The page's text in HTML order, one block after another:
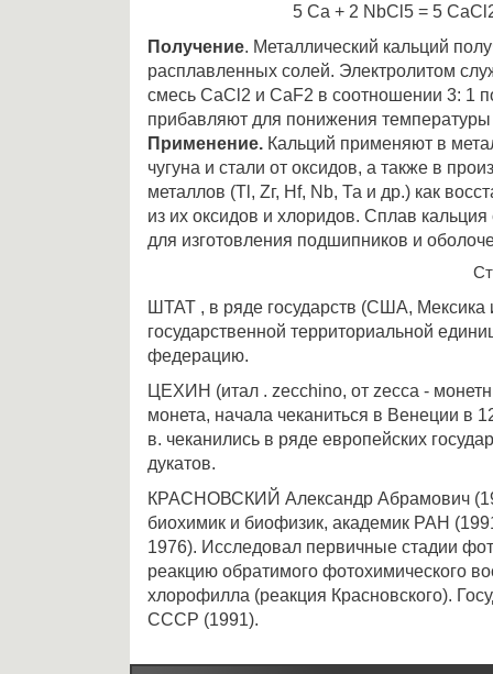
5 Са + 2 NbСl5 = 5
Получение. Металлический кальций
расплавленных солей. Электролитом
смесь СаCl2 и СаF2 в соотношении 3: 1
прибавляют для понижения
Применение. Кальций применяют в
чугуна и стали от оксидов, а также в
металлов (Тl, Zг, Нf, Nb, Та и др.) как
из их оксидов и хлоридов. Сплав
для изготовления подшипников и
ШТАТ , в ряде государств (США, Мексика
государственной территориальной
федерацию.
ЦЕХИН (итал . zecchino, от zecca -
монета, начала чеканиться в Венеции в
в. чеканились в ряде европейских
дукатов.
КРАСНОВСКИЙ Александр Абрамович
биохимик и биофизик, академик РАН
1976). Исследовал первичные стадии
реакцию обратимого фотохимического
хлорофилла (реакция Красновского).
СССР (1991).